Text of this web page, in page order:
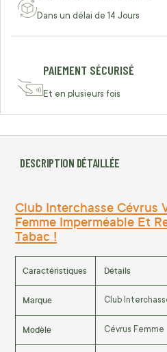
Dans un délai de 14 Jours
PAIEMENT SÉCURISÉ
Et en plusieurs fois
DESCRIPTION DÉTAILLÉE
Club Interchasse Cévrus
Femme Imperméable Et
Tabac !
Caractéristiques Détails
Marque Club
Modèle Cévrus Femme